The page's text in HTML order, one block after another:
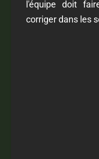
l'équipe doit
corriger dans les